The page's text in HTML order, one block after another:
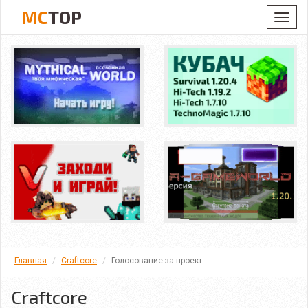
MCTOP
Главная Craftcore Голосование за проект
Craftcore